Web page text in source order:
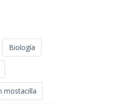
Biología
mostacilla